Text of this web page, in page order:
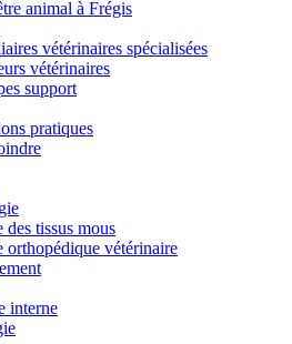
animal à Frégis
vétérinaires spécialisées
vétérinaires
support
pratiques
tissus mous
orthopédique vétérinaire
interne